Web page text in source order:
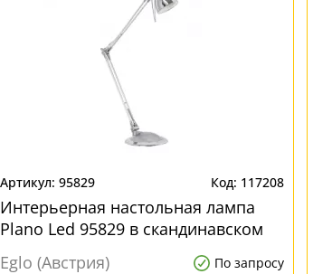
95829 117208
Интерьерная настольная лампа
Plano Led 95829 в скандинавском
стиле
Eglo (Австрия) По запросу